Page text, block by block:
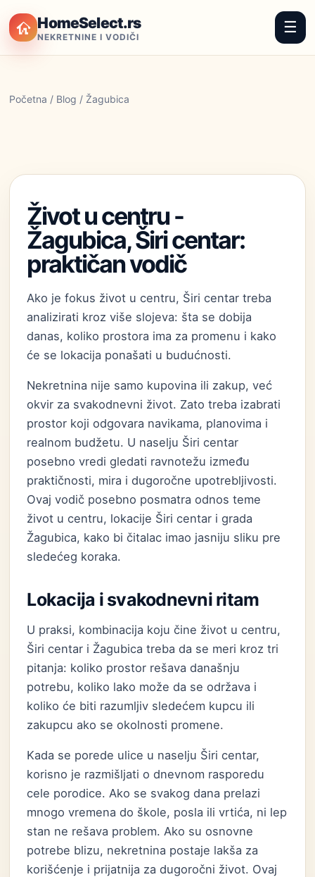
HomeSelect.rs
NEKRETNINE I VODIČI
☰
Početna / Blog / Žagubica
Život u centru -
Žagubica, Širi centar:
praktičan vodič
Ako je fokus život u centru, Širi centar treba
analizirati kroz više slojeva: šta se dobija
danas, koliko prostora ima za promenu i kako
će se lokacija ponašati u budućnosti.
Nekretnina nije samo kupovina ili zakup, već
okvir za svakodnevni život. Zato treba izabrati
prostor koji odgovara navikama, planovima i
realnom budžetu. U naselju Širi centar
posebno vredi gledati ravnotežu između
praktičnosti, mira i dugoročne upotrebljivosti.
Ovaj vodič posebno posmatra odnos teme
život u centru, lokacije Širi centar i grada
Žagubica, kako bi čitalac imao jasniju sliku pre
sledećeg koraka.
Lokacija i svakodnevni ritam
U praksi, kombinacija koju čine život u centru,
Širi centar i Žagubica treba da se meri kroz tri
pitanja: koliko prostor rešava današnju
potrebu, koliko lako može da se održava i
koliko će biti razumljiv sledećem kupcu ili
zakupcu ako se okolnosti promene.
Kada se porede ulice u naselju Širi centar,
korisno je razmišljati o dnevnom rasporedu
cele porodice. Ako se svakog dana prelazi
mnogo vremena do škole, posla ili vrtića, ni lep
stan ne rešava problem. Ako su osnovne
potrebe blizu, nekretnina postaje lakša za
korišćenje i prijatnija za dugoročni život. Ovaj